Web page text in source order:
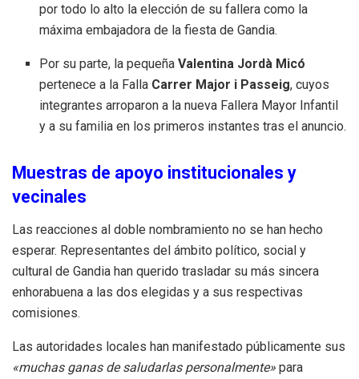
por todo lo alto la elección de su fallera como la
máxima embajadora de la fiesta de Gandia.
Por su parte, la pequeñaValentina Jordà Micó
pertenece a la Falla Carrer Major i Passeig, cuyos
integrantes arroparon a la nueva Fallera Mayor Infantil
y a su familia en los primeros instantes tras el anuncio.
Muestras de apoyo institucionales y
vecinales
Las reacciones al doble nombramiento no se han hecho
esperar. Representantes del ámbito político, social y
cultural de Gandia han querido trasladar su más sincera
enhorabuena a las dos elegidas y a sus respectivas
comisiones.
Las autoridades locales han manifestado públicamente sus
«muchas ganas de saludarlas personalmente» para